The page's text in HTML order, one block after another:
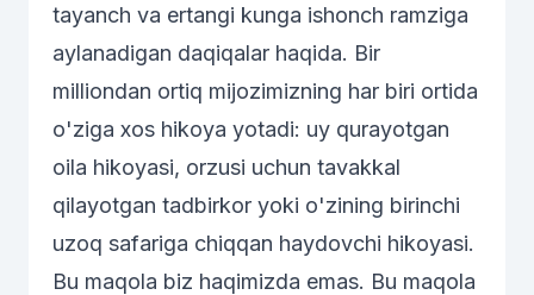
tayanch va ertangi kunga ishonch ramziga
aylanadigan daqiqalar haqida. Bir
milliondan ortiq mijozimizning har biri ortida
o'ziga xos hikoya yotadi: uy qurayotgan
oila hikoyasi, orzusi uchun tavakkal
qilayotgan tadbirkor yoki o'zining birinchi
uzoq safariga chiqqan haydovchi hikoyasi.
Bu maqola biz haqimizda emas. Bu maqola